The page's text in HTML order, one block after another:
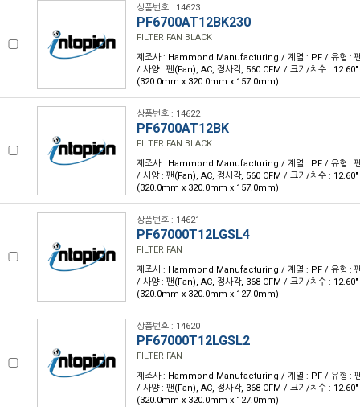
상품번호 : 14623
PF6700AT12BK230
FILTER FAN BLACK
제조사 : Hammond Manufacturing / 계열 : PF / 유형 :
/ 사양 : 팬(Fan), AC, 정사각, 560 CFM / 크기/치수 :
(320.0mm x 320.0mm x 157.0mm)
상품번호 : 14622
PF6700AT12BK
FILTER FAN BLACK
제조사 : Hammond Manufacturing / 계열 : PF / 유형 :
/ 사양 : 팬(Fan), AC, 정사각, 560 CFM / 크기/치수 :
(320.0mm x 320.0mm x 157.0mm)
상품번호 : 14621
PF67000T12LGSL4
FILTER FAN
제조사 : Hammond Manufacturing / 계열 : PF / 유형 :
/ 사양 : 팬(Fan), AC, 정사각, 368 CFM / 크기/치수 :
(320.0mm x 320.0mm x 127.0mm)
상품번호 : 14620
PF67000T12LGSL2
FILTER FAN
제조사 : Hammond Manufacturing / 계열 : PF / 유형 :
/ 사양 : 팬(Fan), AC, 정사각, 368 CFM / 크기/치수 :
(320.0mm x 320.0mm x 127.0mm)